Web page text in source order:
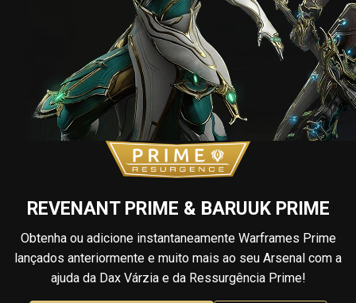
REVENANT PRIME & BARUUK PRIME
Obtenha ou adicione instantaneamente Warframes Prime
lançados anteriormente e muito mais ao seu Arsenal com a
ajuda da Dax Várzia e da Ressurgência Prime!